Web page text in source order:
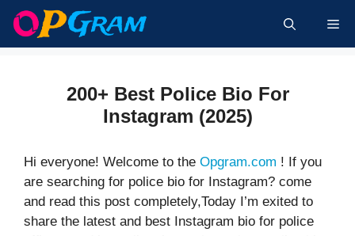
Skip
content
200+ Best Police Bio For
Instagram (2025)
Hi everyone! Welcome to the Opgram.com ! If you
are searching for police bio for Instagram? come
and read this post completely,Today I’m exited to
share the latest and best Instagram bio for police